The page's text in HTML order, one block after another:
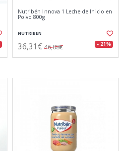
Nutribén Innova 1 Leche de Inicio en
Polvo 800g
NUTRIBEN
36,31€ 46,08€ - 21%